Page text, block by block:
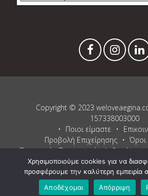
Copyright © 2023
157338003000
Ποιοι είμαστε
Προβολή Επιχείρησης
Όροι
Προστασία Προσωπικών Δεδομένων
Proudly powered by WordPress and
Χρησιμοποιούμε cookies για να
προσφέρουμε την καλύτερη εμπειρία
Αποδέχομαι
Απόρριψη